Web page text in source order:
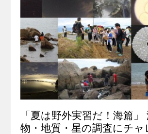
「夏は野外実習だ！海篇」
物・地質・星の調査にチャ